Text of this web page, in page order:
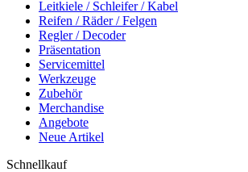
Leitkiele / Schleifer / Kabel
Reifen / Räder / Felgen
Regler / Decoder
Präsentation
Servicemittel
Werkzeuge
Zubehör
Merchandise
Angebote
Neue Artikel
Schnellkauf